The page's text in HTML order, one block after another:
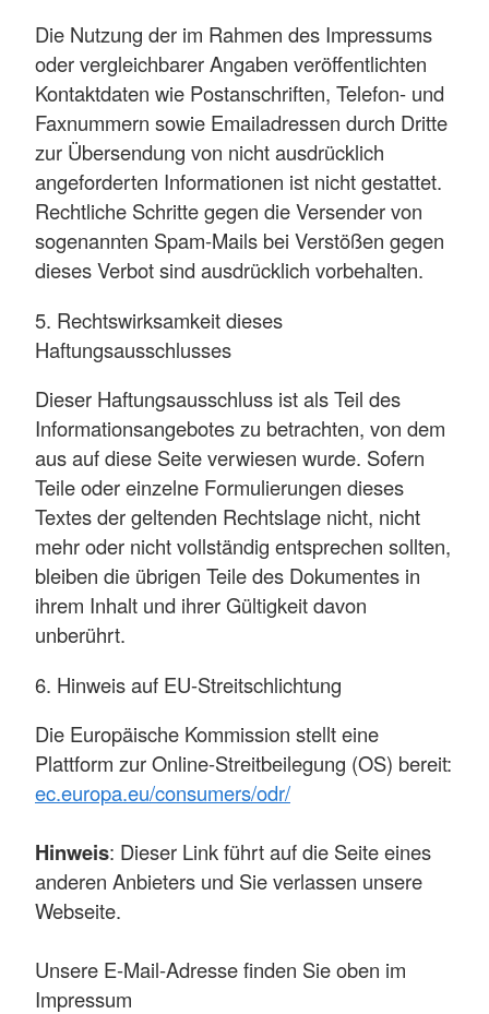
Die Nutzung der im Rahmen des Impressums
oder vergleichbarer Angaben veröffentlichten
Kontaktdaten wie Postanschriften, Telefon- und
Faxnummern sowie Emailadressen durch Dritte
zur Übersendung von nicht ausdrücklich
angeforderten Informationen ist nicht gestattet.
Rechtliche Schritte gegen die Versender von
sogenannten Spam-Mails bei Verstößen gegen
dieses Verbot sind ausdrücklich vorbehalten.
5. Rechtswirksamkeit dieses
Haftungsausschlusses
Dieser Haftungsausschluss ist als Teil des
Informationsangebotes zu betrachten, von dem
aus auf diese Seite verwiesen wurde. Sofern
Teile oder einzelne Formulierungen dieses
Textes der geltenden Rechtslage nicht, nicht
mehr oder nicht vollständig entsprechen sollten,
bleiben die übrigen Teile des Dokumentes in
ihrem Inhalt und ihrer Gültigkeit davon
unberührt.
6. Hinweis auf EU-Streitschlichtung
Die Europäische Kommission stellt eine
Plattform zur Online-Streitbeilegung (OS) bereit:
ec.europa.eu/consumers/odr/
Hinweis: Dieser Link führt auf die Seite eines
anderen Anbieters und Sie verlassen unsere
Webseite.
Unsere E-Mail-Adresse finden Sie oben im
Impressum